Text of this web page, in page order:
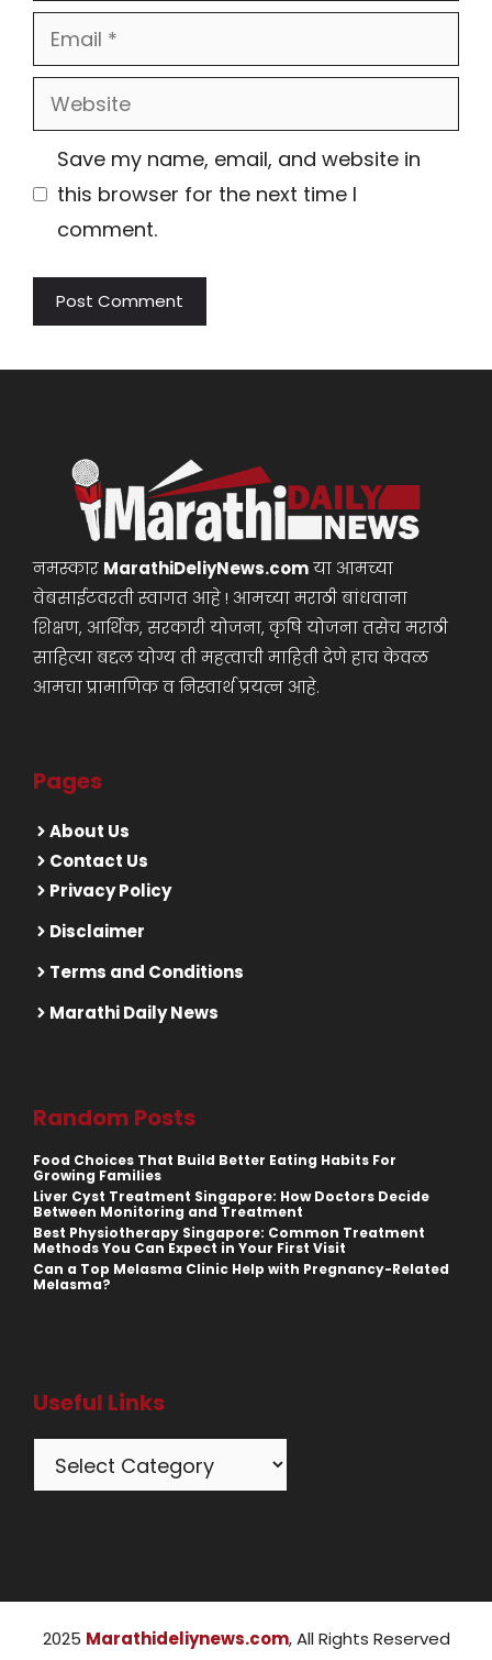
Email
Website
Save my name, email, and website in
this browser for the next time I
comment.
नमस्कार MarathiDeliyNews.comया आमच्या
वेबसाईटवरती स्वागत आहे ! आमच्या मराठी बांधवाना
शिक्षण, आर्थिक, सरकारी योजना, कृषि योजना तसेच मराठी
साहित्या बद्दल योग्य ती महत्वाची माहिती देणे हाच केवळ
आमचा प्रामाणिक व निस्वार्थ प्रयत्न आहे.
Pages
About Us
Contact Us
Privacy Policy
Disclaimer
Terms and Conditions
Marathi Daily News
Random Posts
Food Choices That Build Better Eating Habits For
Growing Families
Liver Cyst Treatment Singapore: How Doctors Decide
Between Monitoring and Treatment
Best Physiotherapy Singapore: Common Treatment
Methods You Can Expect in Your First Visit
Can a Top Melasma Clinic Help with Pregnancy-Related
Melasma?
Useful Links
Categories
2025 Marathideliynews.com, All Rights Reserved